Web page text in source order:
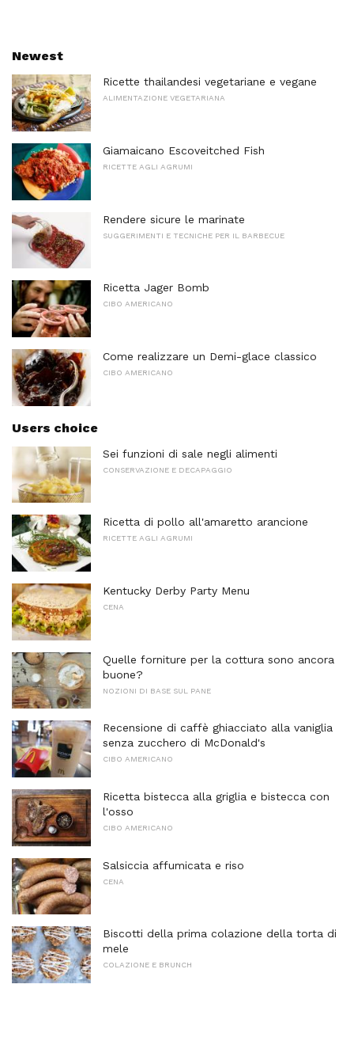
Newest
Ricette thailandesi vegetariane e vegane
ALIMENTAZIONE VEGETARIANA
Giamaicano Escoveitched Fish
RICETTE AGLI AGRUMI
Rendere sicure le marinate
SUGGERIMENTI E TECNICHE PER IL BARBECUE
Ricetta Jager Bomb
CIBO AMERICANO
Come realizzare un Demi-glace classico
CIBO AMERICANO
Users choice
Sei funzioni di sale negli alimenti
CONSERVAZIONE E DECAPAGGIO
Ricetta di pollo all'amaretto arancione
RICETTE AGLI AGRUMI
Kentucky Derby Party Menu
CENA
Quelle forniture per la cottura sono ancora
buone?
NOZIONI DI BASE SUL PANE
Recensione di caffè ghiacciato alla vaniglia
senza zucchero di McDonald's
CIBO AMERICANO
Ricetta bistecca alla griglia e bistecca con
l'osso
CIBO AMERICANO
Salsiccia affumicata e riso
CENA
Biscotti della prima colazione della torta di
mele
COLAZIONE E BRUNCH